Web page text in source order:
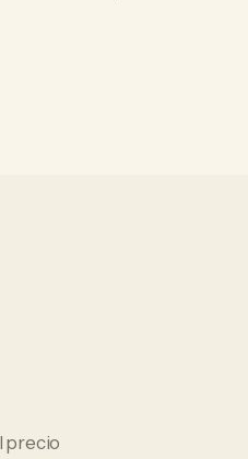
precio